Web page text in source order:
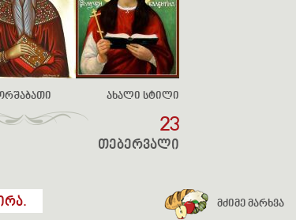
ახალი სტილი
23
თებერვალი
მძიმე მარხვა